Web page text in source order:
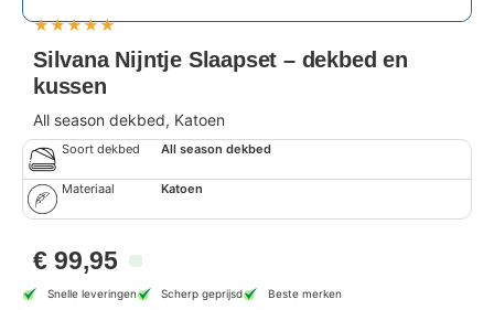
★★★★★
Silvana Nijntje Slaapset – dekbed en
kussen
All season dekbed, Katoen
Soort dekbed All season dekbed
Materiaal Katoen
€ 99,95
Snelle leveringen Scherp geprijsd Beste merken